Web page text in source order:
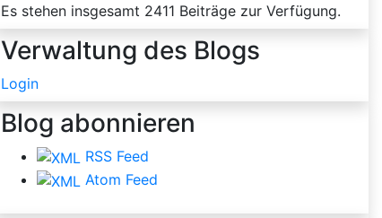
Es stehen insgesamt 2411 Beiträge zur Verfügung.
Verwaltung des Blogs
Login
Blog abonnieren
RSS Feed
Atom Feed